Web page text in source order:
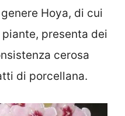
Hoya, di cui
presenta dei
cerosa
di porcellana.